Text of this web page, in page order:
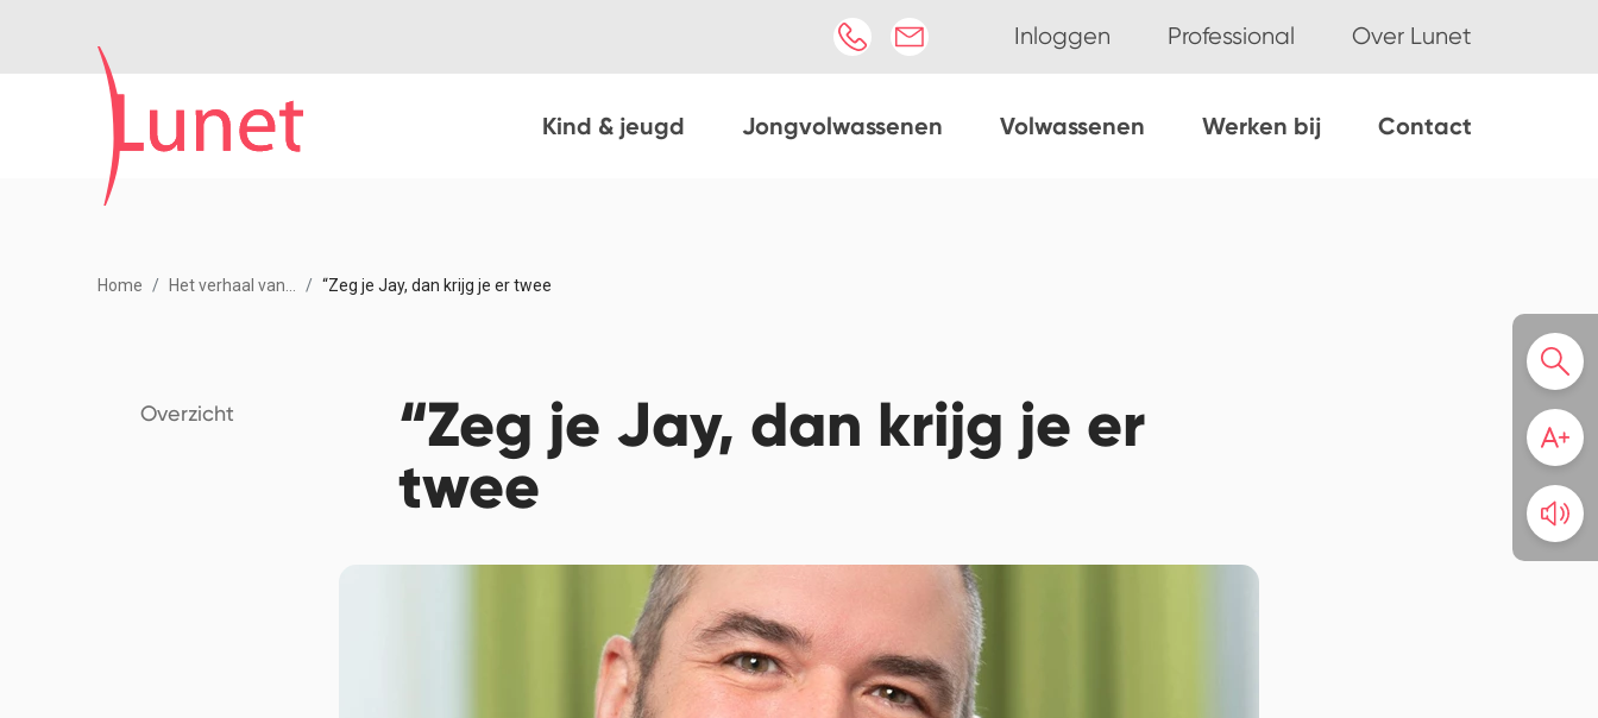
Inloggen Professional Over Lunet
Kind & jeugd Jongvolwassenen Volwassenen Werken bij Contact
Home Het verhaal van... “Zeg je Jay, dan krijg je er twee
Overzicht
“Zeg je Jay, dan krijg je er
twee